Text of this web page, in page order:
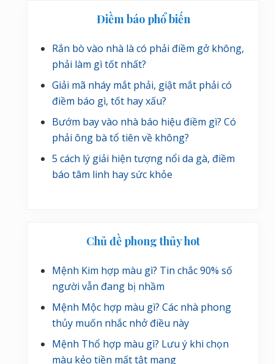
Điềm báo phổ biến
Rắn bò vào nhà là có phải điềm gở không,
phải làm gì tốt nhất?
Giải mã nháy mắt phải, giật mắt phải có
điềm báo gì, tốt hay xấu?
Bướm bay vào nhà báo hiệu điềm gì? Có
phải ông bà tổ tiên về không?
5 cách lý giải hiện tượng nổi da gà, điềm
báo tâm linh hay sức khỏe
Chủ đề phong thủy hot
Mệnh Kim hợp màu gì? Tin chắc 90% số
người vẫn đang bị nhầm
Mệnh Mộc hợp màu gì? Các nhà phong
thủy muốn nhắc nhở điều này
Mệnh Thổ hợp màu gì? Lưu ý khi chọn
màu kẻo tiền mất tật mang